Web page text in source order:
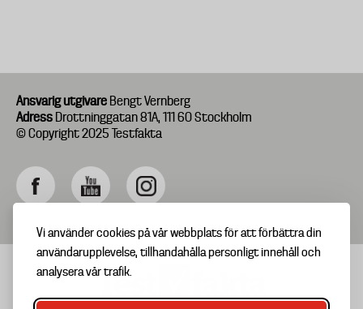
Vi använder cookies på vår webbplats för att förbättra din
användarupplevelse, tillhandahålla personligt innehåll och
analysera vår trafik.
Ansvarig utgivare Bengt Vernberg
Adress Drottninggatan 81A, 111 60 Stockholm
© Copyright 2025 Testfakta